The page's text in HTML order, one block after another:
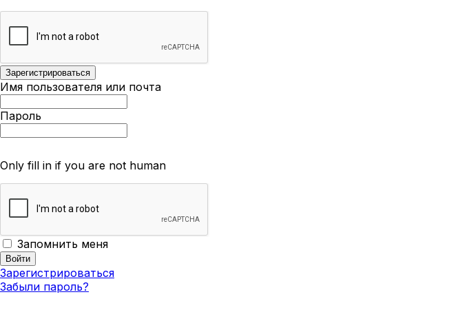
Имя пользователя или почта
Пароль
Only fill in if you are not human
Запомнить меня
Зарегистрироваться
Забыли пароль?